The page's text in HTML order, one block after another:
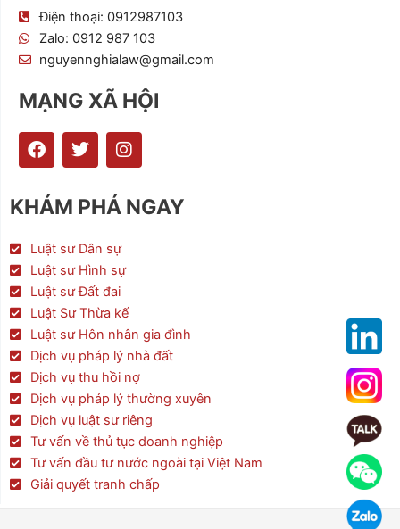
Điện thoại: 0912987103
Zalo: 0912 987 103
nguyennghialaw@gmail.com
MẠNG XÃ HỘI
F
a
e
b
o
k
T
w
t
t
r
I
n
t
a
a
KHÁM PHÁ NGAY
Luật sư Dân sự
Luật sư Hình sự
Luật sư Đất đai
Luật Sư Thừa kế
Luật sư Hôn nhân gia đình
Dịch vụ pháp lý nhà đất
Dịch vụ thu hồi nợ
Dịch vụ pháp lý thường xuyên
Dịch vụ luật sư riêng
Tư vấn về thủ tục doanh nghiệp
Tư vấn đầu tư nước ngoài tại Việt Nam
Giải quyết tranh chấp